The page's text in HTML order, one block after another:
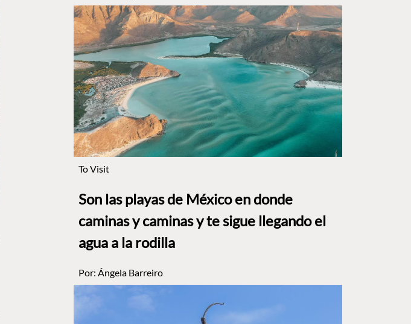
To Visit
Son las playas de México en donde
caminas y caminas y te sigue llegando el
agua a la rodilla
Por: Ángela Barreiro